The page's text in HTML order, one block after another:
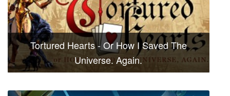
Tortured Hearts - Or How I Saved The
Universe. Again.